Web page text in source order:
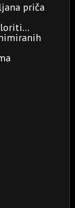
priča